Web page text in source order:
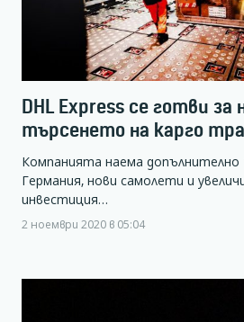
DHL Express се готви за
търсенето на карго
Компанията наема допълнително
Германия, нови самолети и
инвестиция…
2 ноември 2020 в 05:04